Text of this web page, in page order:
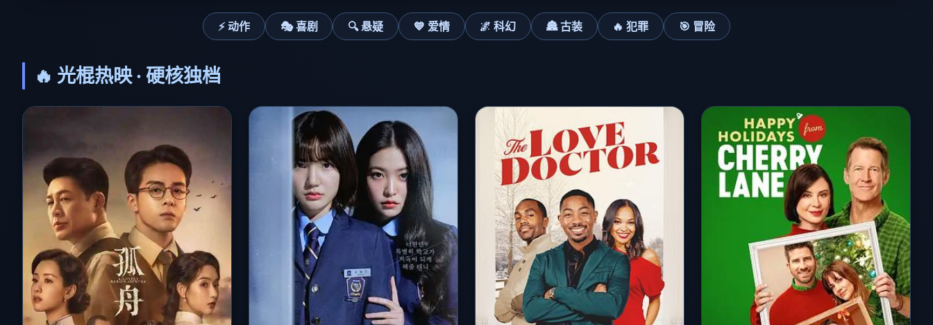
⚡ 动作 🎭 喜剧 🔍 悬疑 💙 爱情 🌌 科幻 🏯 古装 🔥 犯罪 🎯 冒险
🔥 光棍热映 · 硬核独档